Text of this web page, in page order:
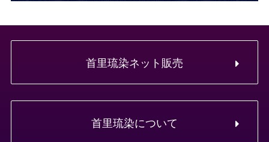
首里琉染ネット販売
首里琉染について